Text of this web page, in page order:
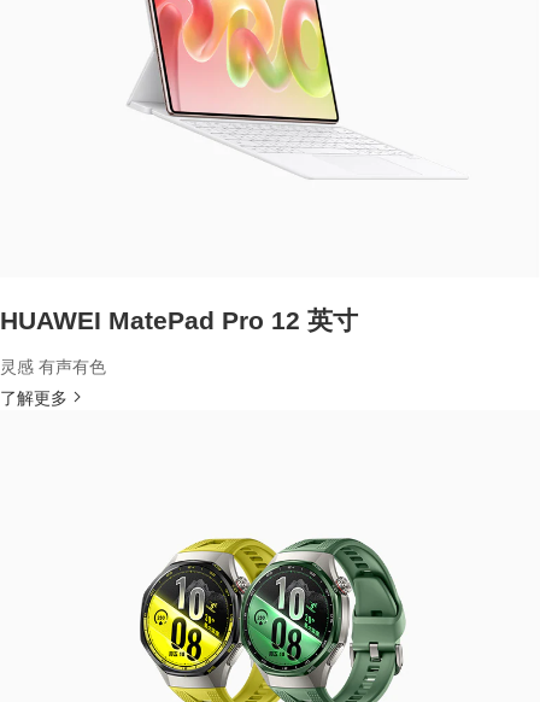
HUAWEI MatePad Pro 12 英寸
灵感 有声有色
了解更多